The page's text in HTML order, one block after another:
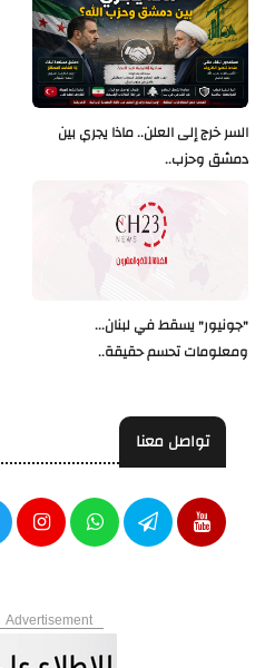
السر خرج إلى العلن.. ماذا يجري بين
دمشق وحزب..
"جونيور" يسقط في لبنان...
ومعلومات تحسم حقيقة..
تواصل معنا
Advertisement